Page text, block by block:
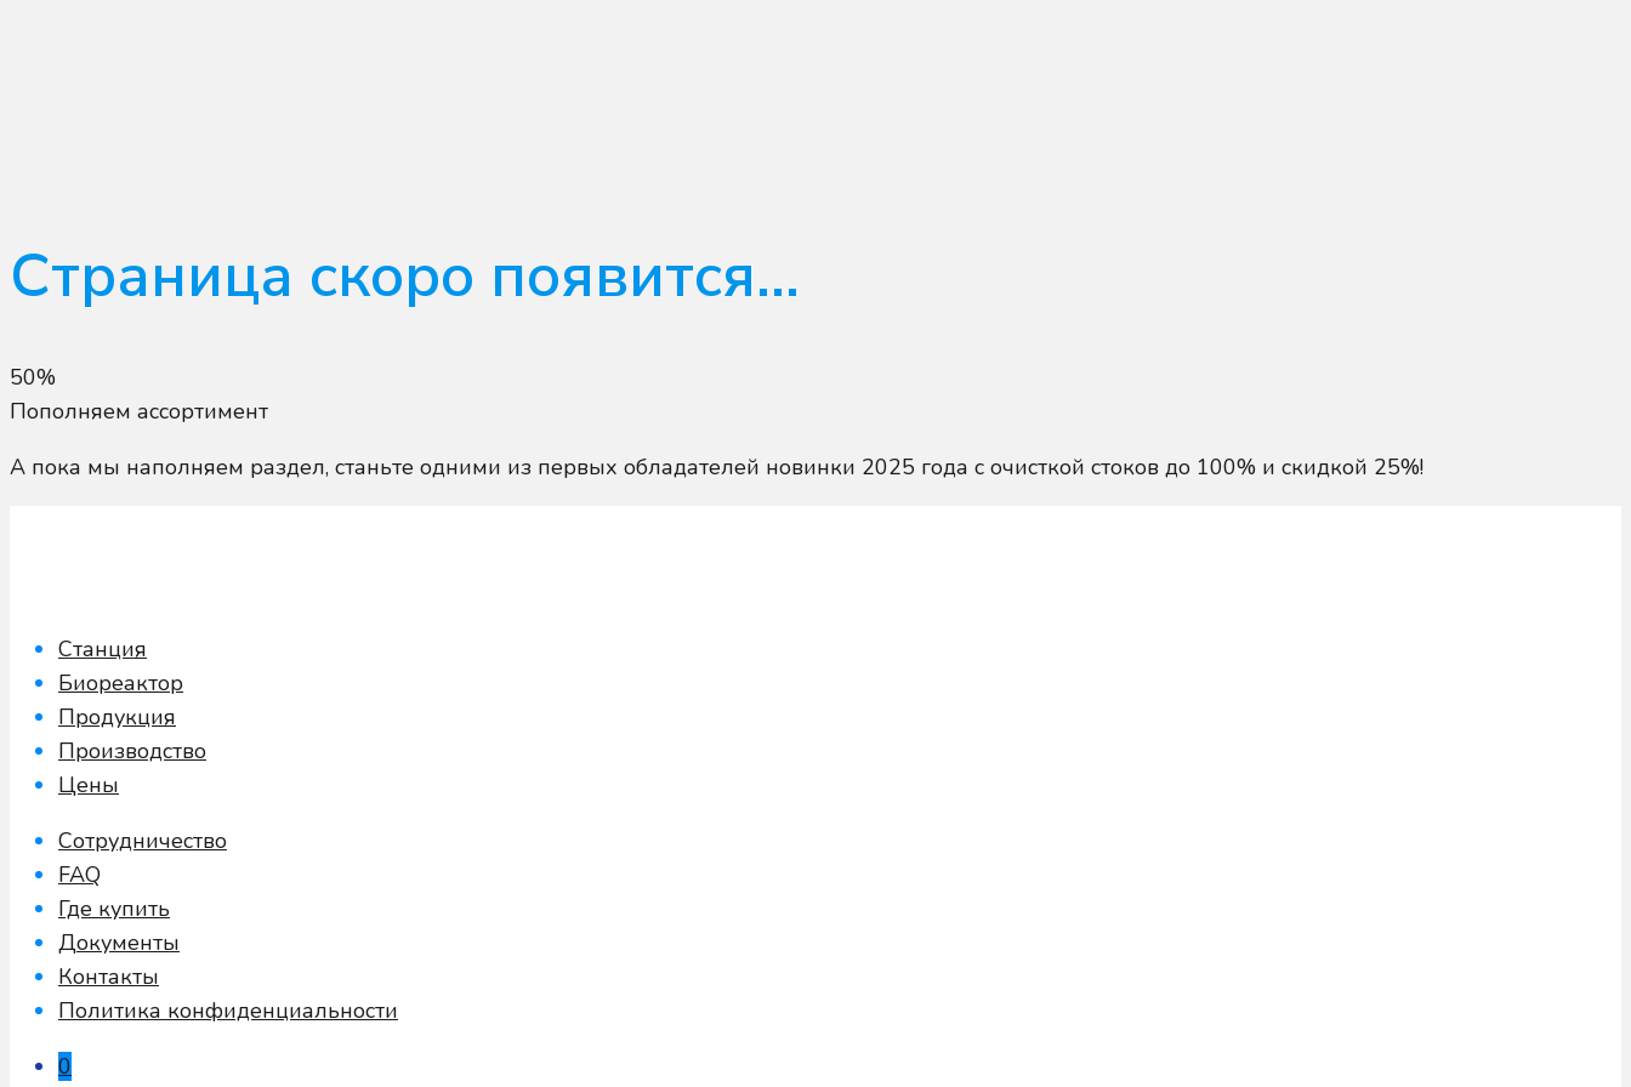
Страница скоро появится...
50%
Пополняем ассортимент
А пока мы наполняем раздел, станьте одними из первых обладателей новинки 2025 года с очисткой стоков до 100% и скидкой 25%!
Станция
Биореактор
Продукция
Производство
Цены
Сотрудничество
FAQ
Где купить
Документы
Контакты
Политика конфиденциальности
0